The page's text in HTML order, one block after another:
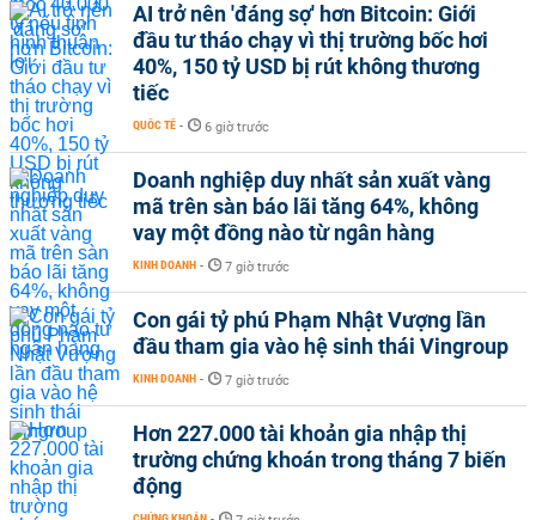
AI trở nên 'đáng sợ' hơn Bitcoin: Giới
đầu tư tháo chạy vì thị trường bốc hơi
40%, 150 tỷ USD bị rút không thương
tiếc
QUỐC TẾ - 6 giờ trước
Doanh nghiệp duy nhất sản xuất vàng
mã trên sàn báo lãi tăng 64%, không
vay một đồng nào từ ngân hàng
KINH DOANH - 7 giờ trước
Con gái tỷ phú Phạm Nhật Vượng lần
đầu tham gia vào hệ sinh thái Vingroup
KINH DOANH - 7 giờ trước
Hơn 227.000 tài khoản gia nhập thị
trường chứng khoán trong tháng 7 biến
động